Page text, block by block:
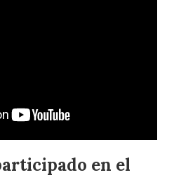
en el